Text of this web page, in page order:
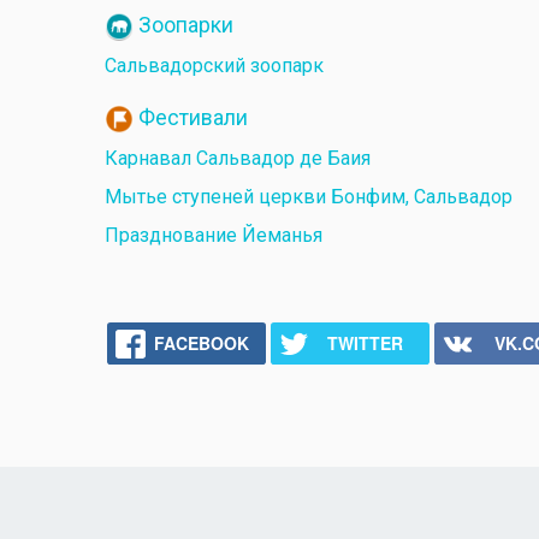
Зоопарки
Сальвадорский зоопарк
Фестивали
Карнавал Сальвадор де Баия
Мытье ступеней церкви Бонфим, Сальвадор
Празднование Йеманья
FACEBOOK TWITTER